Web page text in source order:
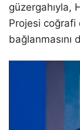
güzergahıyla,
Projesi coğrafi
bağlanmasını